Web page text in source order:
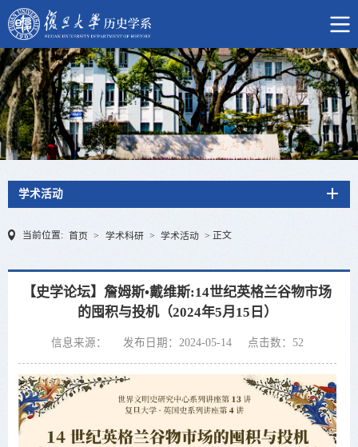
学术活动
当前位置: 首页 > 学术科研 > 学术活动 > 正文
【史学论坛】詹姆斯•戴维斯:14世纪英格兰谷物市场
的囤积与投机（2024年5月15日）
信息来源： 发布日期：2024-05-14 点击数： 52